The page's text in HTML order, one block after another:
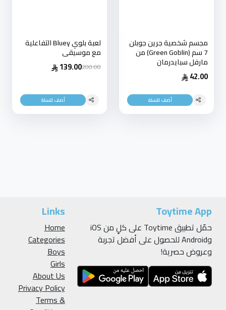
مجسم شخصية جرين جوبلن
7 سم (Green Goblin) من
مارفل سبايدرمان
42.00
أضف للسلة
لعبة بلوي Bluey التفاعلية
مع موسيقى
200.00
139.00
أضف للسلة
Toytime App
حمّل تطبيق Toytime على كلٍ من iOS
وAndroid للحصول على أفضل تجربة
وعروض حصرية!
Links
Home
Categories
Boys
Girls
About Us
Privacy Policy
Terms &